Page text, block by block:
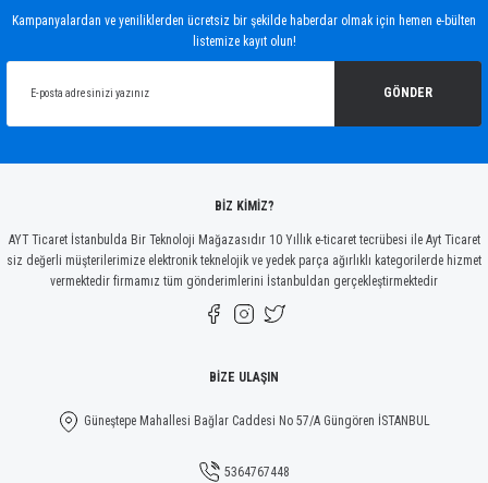
Ürün açıklamasında eksik bilgiler bulunuyor.
Gönder
Kampanyalardan ve yeniliklerden ücretsiz bir şekilde haberdar olmak için hemen e-bülten
listemize kayıt olun!
GÖNDER
BİZ KİMİZ?
AYT Ticaret İstanbulda Bir Teknoloji Mağazasıdır 10 Yıllık e-ticaret tecrübesi ile Ayt Ticaret
siz değerli müşterilerimize elektronik teknelojik ve yedek parça ağırlıklı kategorilerde hizmet
vermektedir firmamız tüm gönderimlerini İstanbuldan gerçekleştirmektedir
BİZE ULAŞIN
Güneştepe Mahallesi Bağlar Caddesi No 57/A Güngören İSTANBUL
5364767448